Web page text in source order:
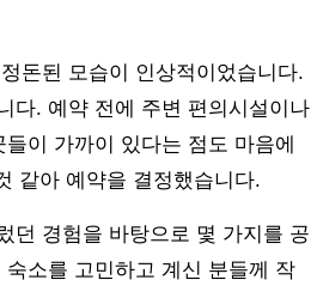
돈된 모습이 인상적이었습니다.
다. 예약 전에 주변 편의시설이나
이 가까이 있다는 점도 마음에
같아 예약을 결정했습니다.
던 경험을 바탕으로 몇 가지를 공
소를 고민하고 계신 분들께 작